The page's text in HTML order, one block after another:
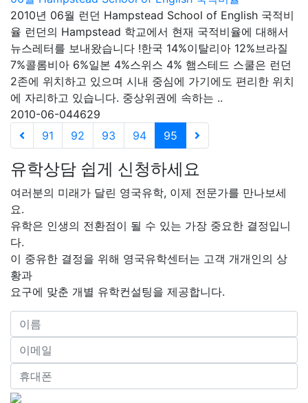
2010년 06월 런던 Hampstead School of English 국적비
율 런던의 Hampstead 학교에서 현재 국적비율에 대해서
뉴스레터를 보내왔습니다 !한국 14%이탈리아 12%브라질
7%콜롬비아 6%일본 4%스위스 4% 햄스테드 스쿨은 런던
2존에 위치하고 있으며 시내 중심에 가기에도 편리한 위치
에 자리하고 있습니다. 중상위권에 속하는 ..
2010-06-044629
91
92 93 94 95
유학상담 쉽게 신청하세요
여러분의 미래가 달린 영국유학, 이제 전문가를 만나보세
요.
유학은 인생의 전환점이 될 수 있는 가장 중요한 결정입니
다.
이 중유한 결정을 위해 영국유학센터는 고객 개개인의 상
황과
요구에 맞춘 개별 유학컨설팅을 제공합니다.